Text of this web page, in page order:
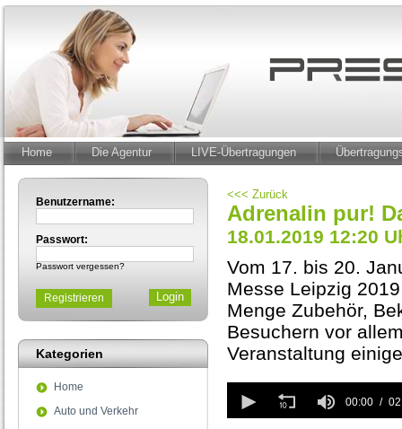
Home Die Agentur LIVE-Übertragungen
Benutzername:
Passwort:
Passwort vergessen?
Registrieren
Kategorien
Home
Auto und Verkehr
<<< Zurück
Adrenalin pur!
18.01.2019 12:20
Vom 17. bis 20.
Messe Leipzig
Menge Zubehör,
Besuchern vor
Veranstaltung
seconds
of
00:00